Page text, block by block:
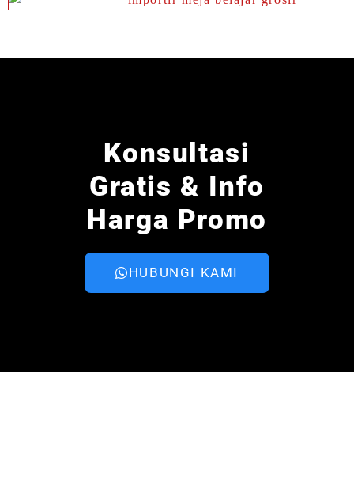
Konsultasi
Gratis & Info
Harga Promo
HUBUNGI KAMI